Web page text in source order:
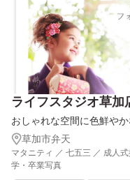
ライフスタジオ草加
おしゃれな空間に色鮮やか
草加市弁天
マタニティ ／ 七五三 ／ 成人
学・卒業写真